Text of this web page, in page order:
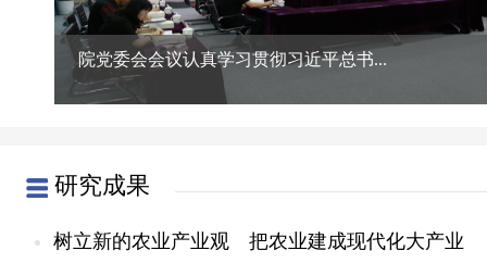
院党委会会议认真学习贯彻习近平总书...
研究成果
树立新的农业产业观 把农业建成现代化大产业